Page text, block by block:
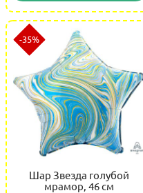
-35%
Шар Звезда голубой
мрамор, 46 см